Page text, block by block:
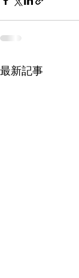
最新記事